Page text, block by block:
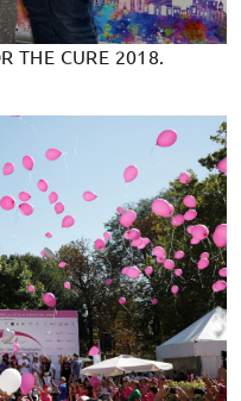
THE CURE 2018.